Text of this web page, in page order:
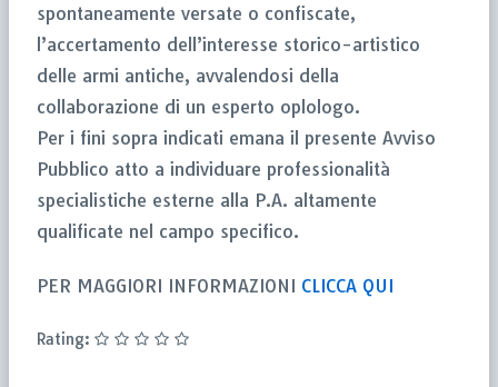
spontaneamente versate o confiscate,
l’accertamento dell’interesse storico-artistico
delle armi antiche, avvalendosi della
collaborazione di un esperto oplologo.
Per i fini sopra indicati emana il presente Avviso
Pubblico atto a individuare professionalità
specialistiche esterne alla P.A. altamente
qualificate nel campo specifico.
PER MAGGIORI INFORMAZIONI CLICCA QUI
Rating: